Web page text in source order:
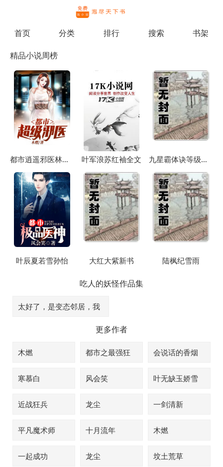
首页
分类 排行 搜索 书架
精品小说周榜
都市逍遥邪医林辰苏夕然 叶军浪苏红袖全文 九星霸体诀等级说明
叶辰夏若雪孙怡 大红大紫新书 陆枫纪雪雨
吃人的妖怪作品集
太好了，是变态邻居，我
更多作者
木燃
都市之最强狂
会说话的香烟
寒慕白 风会笑 叶无缺玉娇雪
近战狂兵 龙尘 一剑清新
平凡魔术师 十月流年 木燃
一起成功 龙尘 坟土荒草